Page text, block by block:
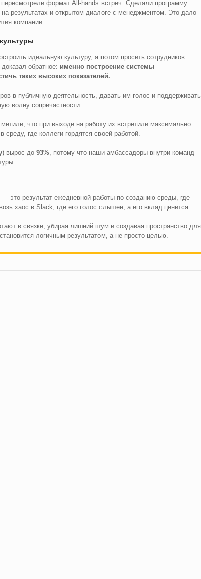
формат All-hands встреч. Сделали программу
результатах и открытом диалоге с менеджментом. Это дало
компании.
идеальную культуру, а потом просить сотрудников
обратное: именно построение системы
таких высоких показателей.
в публичную деятельность, давать им голос и поддерживать
волну сопричастности.
что при выходе на работу их встретили максимально
где коллеги гордятся своей работой.
) вырос до 93%, потому что наши амбассадоры внутри команд
это результат ежедневной работы по созданию среды, где
хаос в Slack, где его голос слышен, а его вклад ценится.
в связке, убирая лишний шум и создавая пространство для
логичным результатом, а не просто целью.